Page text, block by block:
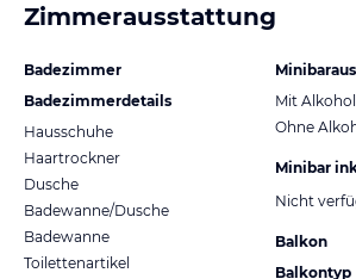
Zimmerausstattung
Badezimmer
Badezimmerdetails
Hausschuhe
Haartrockner
Dusche
Badewanne/Dusche
Badewanne
Toilettenartikel
Mit Alkohol
Ohne
Minibar
Nicht
Balkon
Balkontyp